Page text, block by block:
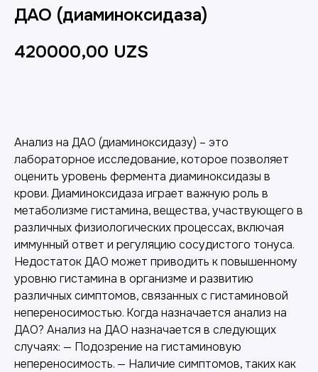
ДАО (диаминоксидаза)
420000,00 UZS
Анализ на ДАО (диаминоксидазу) – это
лабораторное исследование, которое позволяет
оценить уровень фермента диаминоксидазы в
крови. Диаминоксидаза играет важную роль в
метаболизме гистамина, вещества, участвующего в
различных физиологических процессах, включая
иммунный ответ и регуляцию сосудистого тонуса.
Недостаток ДАО может приводить к повышенному
уровню гистамина в организме и развитию
различных симптомов, связанных с гистаминовой
непереносимостью. Когда назначается анализ на
ДАО? Анализ на ДАО назначается в следующих
случаях: — Подозрение на гистаминовую
непереносимость. — Наличие симптомов, таких как